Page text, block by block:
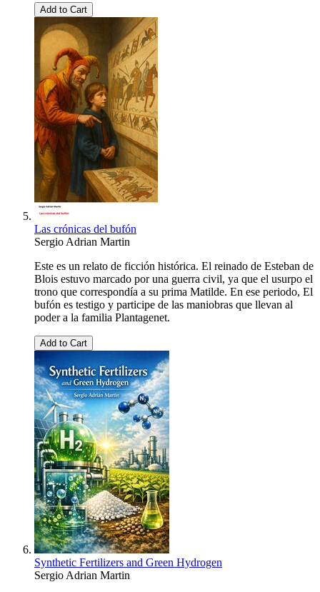
Add to Cart
Las crónicas del bufón
Sergio Adrian Martin
Este es un relato de ficción histórica. El reinado de Esteban de
Blois estuvo marcado por una guerra civil, ya que el usurpo el
trono que correspondía a su prima Matilde. En ese periodo, El
bufón es testigo y participe de las maniobras que llevan al
poder a la familia Plantagenet.
Add to Cart
Synthetic Fertilizers and Green Hydrogen
Sergio Adrian Martin